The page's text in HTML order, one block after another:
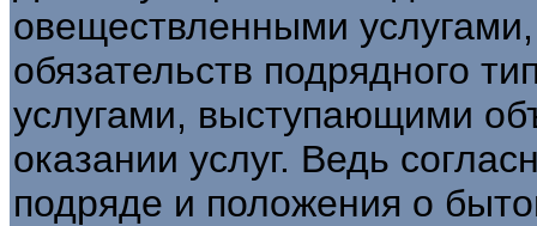
овеществленными
обязательств подрядного
услугами, выступающими
оказании услуг. Ведь
подряде и положения о